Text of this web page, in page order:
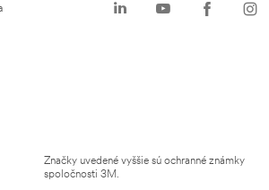
Značky uvedené vyššie sú ochranné známky
spoločnosti 3M.